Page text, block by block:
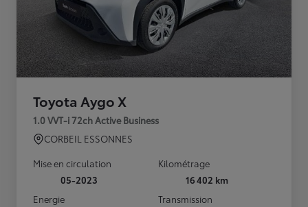
Toyota Aygo X
1.0 VVT-i 72ch Active Business
CORBEIL ESSONNES
Mise en circulation
05-2023
Kilométrage
16 402 km
Energie
Transmission